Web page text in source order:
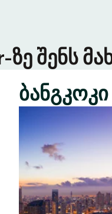
ზე შენს
ბანგკოკი